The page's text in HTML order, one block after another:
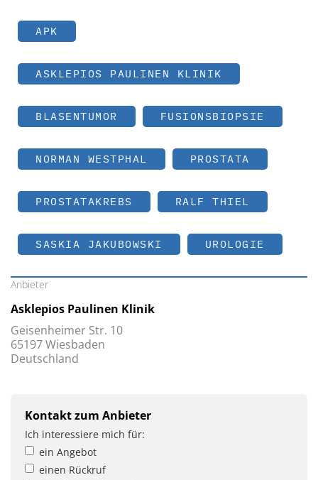
APK
ASKLEPIOS PAULINEN KLINIK
BLASENTUMOR FUSIONSBIOPSIE
NORMAN WESTPHAL PROSTATA
PROSTATAKREBS RALF THIEL
SASKIA JAKUBOWSKI UROLOGIE
Anbieter
Asklepios Paulinen Klinik
Geisenheimer Str. 10
65197 Wiesbaden
Deutschland
Kontakt zum Anbieter
Ich interessiere mich für:
ein Angebot
einen Rückruf